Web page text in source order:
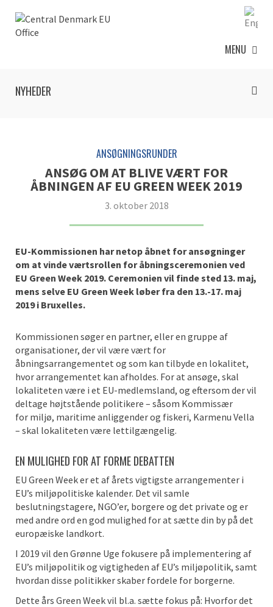
MENU
NYHEDER
ANSØGNINGSRUNDER
ANSØG OM AT BLIVE VÆRT FOR
ÅBNINGEN AF EU GREEN WEEK 2019
3. oktober 2018
EU-Kommissionen har netop åbnet for ansøgninger
om at vinde værtsrollen for åbningsceremonien ved
EU Green Week 2019. Ceremonien vil finde sted 13. maj,
mens selve EU Green Week løber fra den 13.-17. maj
2019 i Bruxelles.
Kommissionen søger en partner, eller en gruppe af
organisationer, der vil være vært for
åbningsarrangementet og som kan tilbyde en lokalitet,
hvor arrangementet kan afholdes. For at ansøge, skal
lokaliteten være i et EU-medlemsland, og eftersom der vil
deltage højtstående politikere – såsom Kommissær
for miljø, maritime anliggender og fiskeri, Karmenu Vella
– skal lokaliteten være lettilgængelig.
EN MULIGHED FOR AT FORME DEBATTEN
EU Green Week er et af årets vigtigste arrangementer i
EU’s miljøpolitiske kalender. Det vil samle
beslutningstagere, NGO’er, borgere og det private og er
med andre ord en god mulighed for at sætte din by på det
europæiske landkort.
I 2019 vil den Grønne Uge fokusere på implementering af
EU’s miljøpolitik og vigtigheden af EU’s miljøpolitik, samt
hvordan disse politikker skaber fordele for borgerne.
Dette års Green Week vil bl.a. sætte fokus på: Hvorfor det